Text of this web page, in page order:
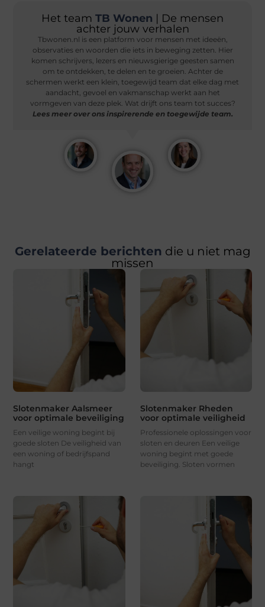
Het team TB Wonen | De mensen
achter jouw verhalen
Tbwonen.nl is een platform voor mensen met ideeën,
observaties en woorden die iets in beweging zetten. Hier
komen schrijvers, lezers en nieuwsgierige geesten samen
om te ontdekken, te delen en te groeien. Achter de
schermen werkt een klein, toegewijd team dat elke dag met
aandacht, gevoel en vakmanschap werkt aan het
vormgeven van deze plek. Wat drijft ons team tot succes?
Lees meer over ons inspirerende en toegewijde team.
Gerelateerde berichten die u niet mag
missen
Slotenmaker Aalsmeer
voor optimale beveiliging
Een veilige woning begint bij
goede sloten De veiligheid van
een woning of bedrijfspand
hangt
Slotenmaker Rheden
voor optimale veiligheid
Professionele oplossingen voor
sloten en deuren Een veilige
woning begint met goede
beveiliging. Sloten vormen